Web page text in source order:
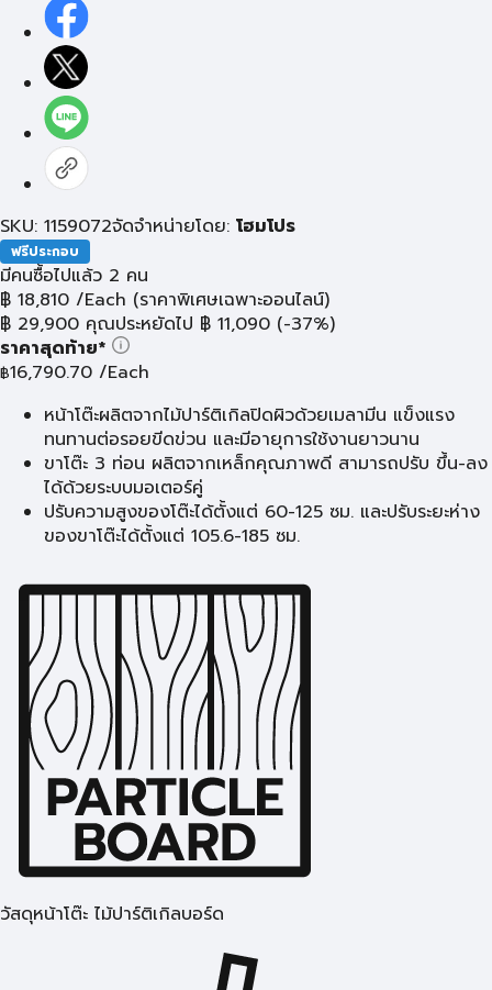
SKU: 1159072จัดจำหน่ายโดย: โฮมโปร
ฟรีประกอบ
มีคนซื้อไปแล้ว 2 คน
฿ 18,810 /Each (ราคาพิเศษเฉพาะออนไลน์)
฿ 29,900 คุณประหยัดไป ฿ 11,090 (-37%)
ราคาสุดท้าย*
฿16,790.70 /Each
หน้าโต๊ะผลิตจากไม้ปาร์ติเกิลปิดผิวด้วยเมลามีน แข็งแรง
ทนทานต่อรอยขีดข่วน และมีอายุการใช้งานยาวนาน
ขาโต๊ะ 3 ท่อน ผลิตจากเหล็กคุณภาพดี สามารถปรับ ขึ้น-ลง
ได้ด้วยระบบมอเตอร์คู่
ปรับความสูงของโต๊ะได้ตั้งแต่ 60-125 ซม. และปรับระยะห่าง
ของขาโต๊ะได้ตั้งแต่ 105.6-185 ซม.
วัสดุหน้าโต๊ะ ไม้ปาร์ติเกิลบอร์ด